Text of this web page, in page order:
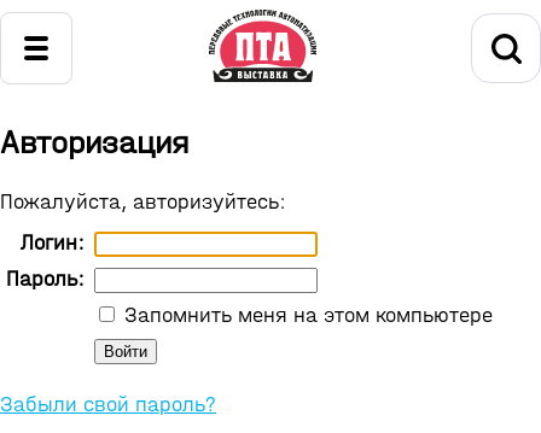
Авторизация
Пожалуйста, авторизуйтесь:
Логин:
Пароль:
Запомнить меня на этом компьютере
Забыли свой пароль?